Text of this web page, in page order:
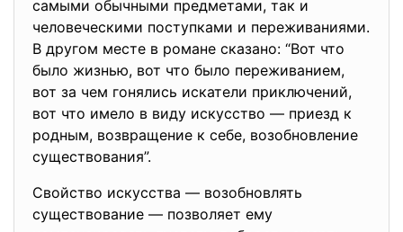
самыми обычными предметами, так и
человеческими поступками и переживаниями.
В другом месте в романе сказано: “Вот что
было жизнью, вот что было переживанием,
вот за чем гонялись искатели приключений,
вот что имело в виду искусство — приезд к
родным, возвращение к себе, возобновление
существования”.
Свойство искусства — возобновлять
существование — позволяет ему